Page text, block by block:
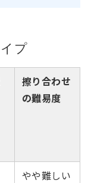
プ
擦り合わせ
の難易度
やや難しい